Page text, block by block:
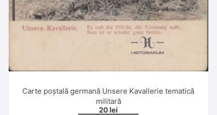
Carte poștală germană Unsere Kavallerie tematică
militară
20 lei